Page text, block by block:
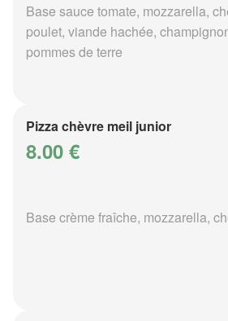
Base sauce tomate, mozzarella,
poulet, viande hachée,
pommes de terre
Pizza chèvre meil junior
8.00 €
Base crème fraîche, mozzarella,